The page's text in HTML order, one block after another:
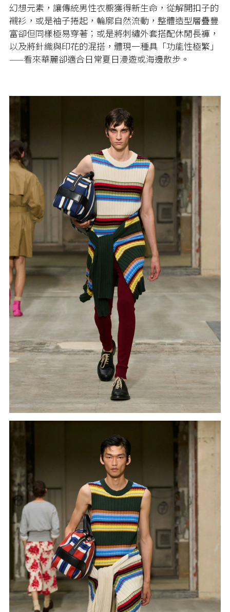
幻想元素，讓傳統男性衣櫥獲得新生命，從解開扣子的
襯衫，或是袖子捲起，輪廓自然流動，整體造型層疊豐
富卻但同樣極易穿著；或是將刺繡外套搭配休閒長褲，
以及將針織與印花的混搭，體現一種具「功能性極繁」
——看來華麗卻適合日常夏日漫遊或海邊散步。